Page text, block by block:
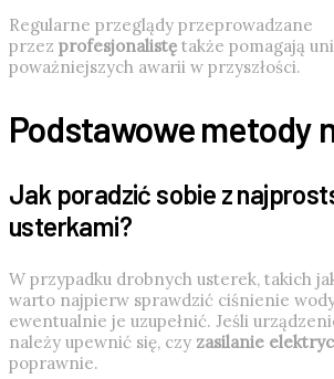
Regularne przeglądy przeprowadzane
przez profesjonalistę także pomagają
poważniejszych awarii w przyszłości.
Podstawowe metody
Jak poradzić sobie z
usterkami?
W przypadku drobnych usterek, takich
warto najpierw sprawdzić ciśnienie
ewentualnie je uzupełnić. Jeśli
należy upewnić się, czy zasilanie
poprawnie.